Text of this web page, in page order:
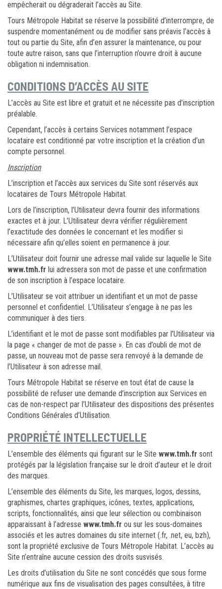
empêcherait ou dégraderait l’accès au Site.
Tours Métropole Habitat se réserve la possibilité d’interrompre, de
suspendre momentanément ou de modifier sans préavis l’accès à
tout ou partie du Site, afin d’en assurer la maintenance, ou pour
toute autre raison, sans que l’interruption n’ouvre droit à aucune
obligation ni indemnisation.
CONDITIONS D’ACCÈS AU SITE
L’accès au Site est libre et gratuit et ne nécessite pas d’inscription
préalable.
Cependant, l’accès à certains Services notamment l’espace
locataire est conditionné par votre inscription et la création d’un
compte personnel.
Inscription
L’inscription et l’accès aux services du Site sont réservés aux
locataires de Tours Métropole Habitat.
Lors de l’inscription, l’Utilisateur devra fournir des informations
exactes et à jour. L’Utilisateur devra vérifier régulièrement
l’exactitude des données le concernant et les modifier si
nécessaire afin qu’elles soient en permanence à jour.
L’Utilisateur doit fournir une adresse mail valide sur laquelle le Site
www.tmh.fr lui adressera son mot de passe et une confirmation
de son inscription à l’espace locataire.
L’Utilisateur se voit attribuer un identifiant et un mot de passe
personnel et confidentiel. L’Utilisateur s’engage à ne pas les
communiquer à des tiers.
L’identifiant et le mot de passe sont modifiables par l’Utilisateur via
la page « changer de mot de passe ». En cas d’oubli de mot de
passe, un nouveau mot de passe sera renvoyé à la demande de
l’Utilisateur à son adresse mail.
Tours Métropole Habitat se réserve en tout état de cause la
possibilité de refuser une demande d’inscription aux Services en
cas de non-respect par l’Utilisateur des dispositions des présentes
Conditions Générales d’Utilisation.
PROPRIÉTÉ INTELLECTUELLE
L’ensemble des éléments qui figurant sur le Site www.tmh.fr sont
protégés par la législation française sur le droit d’auteur et le droit
des marques.
L’ensemble des éléments du Site, les marques, logos, dessins,
graphismes, chartes graphiques, icônes, textes, applications,
scripts, fonctionnalités, ainsi que leur sélection ou combinaison
apparaissant à l’adresse www.tmh.fr ou sur les sous-domaines
associés et les autres domaines du site internet (.fr, .net, eu, bzh),
sont la propriété exclusive de Tours Métropole Habitat. L’accès au
Site n’entraîne aucune cession des droits susvisés.
Les droits d’utilisation du Site ne sont concédés que sous forme
numérique aux fins de visualisation des pages consultées, à titre